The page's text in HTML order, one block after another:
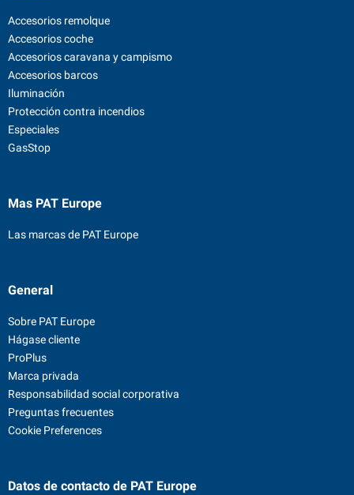
Accesorios remolque
Accesorios coche
Accesorios caravana y campismo
Accesorios barcos
Iluminación
Protección contra incendios
Especiales
GasStop
Mas PAT Europe
Las marcas de PAT Europe
General
Sobre PAT Europe
Hágase cliente
ProPlus
Marca privada
Responsabilidad social corporativa
Preguntas frecuentes
Cookie Preferences
Datos de contacto de PAT Europe